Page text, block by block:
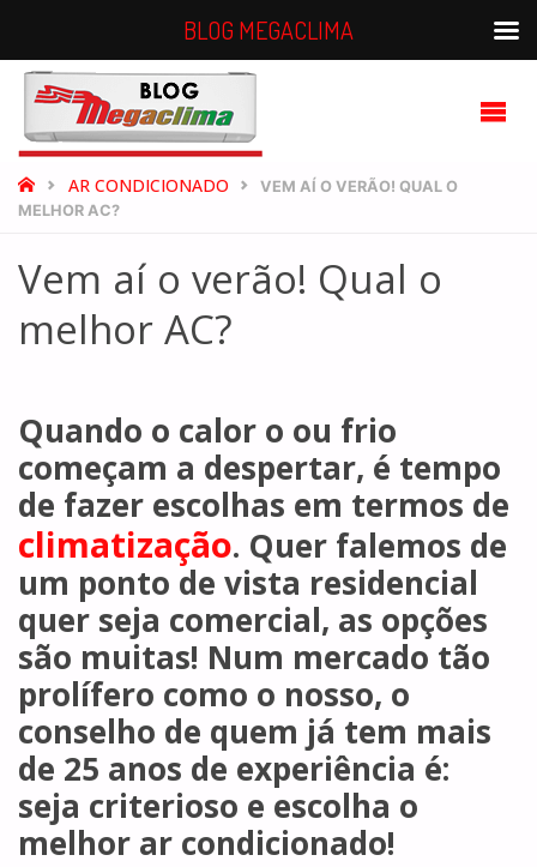
HOMEAR CONDICIONADO
VEM AÍ O VERÃO! QUAL O
MELHOR AC?
Vem aí o verão! Qual o
melhor AC?
Quando o calor o ou frio
começam a despertar, é tempo
de fazer escolhas em termos de
climatização. Quer falemos de
um ponto de vista residencial
quer seja comercial, as opções
são muitas! Num mercado tão
prolífero como o nosso, o
conselho de quem já tem mais
de 25 anos de experiência é:
seja criterioso e escolha o
melhor ar condicionado!
BLOG MEGACLIMA